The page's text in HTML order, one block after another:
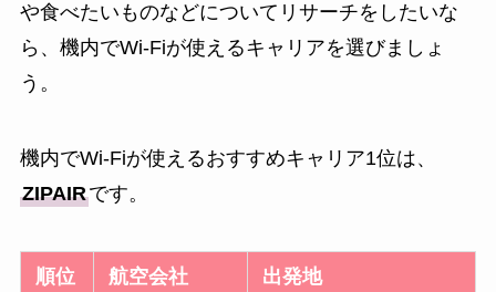
や食べたいものなどについてリサーチをしたいな
ら、機内でWi-Fiが使えるキャリアを選びましょ
う。
機内でWi-Fiが使えるおすすめキャリア1位は、
ZIPAIRです。
順位 航空会社 出発地